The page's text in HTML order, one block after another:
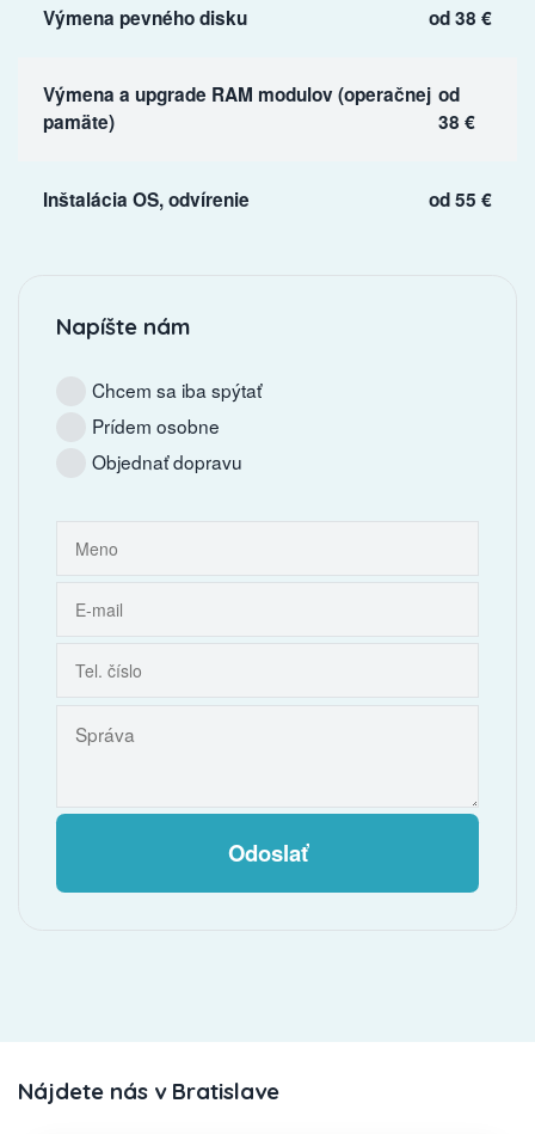
Výmena pevného disku od 38 €
Výmena a upgrade RAM modulov (operačnej
pamäte)
od
38 €
Inštalácia OS, odvírenie od 55 €
Napíšte nám
Chcem sa iba spýtať
Prídem osobne
Objednať dopravu
Odoslať
Nájdete nás v Bratislave